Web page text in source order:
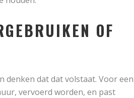
OF
denken dat dat volstaat. Voor een
vervoerd worden, en past